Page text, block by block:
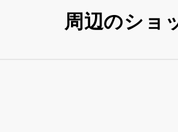
周辺のショ